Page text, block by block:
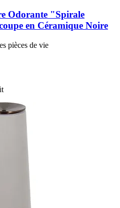
Odorante "Spirale
en Céramique Noire
pièces de vie